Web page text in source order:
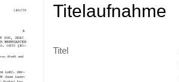
Titelaufnahme
Titel